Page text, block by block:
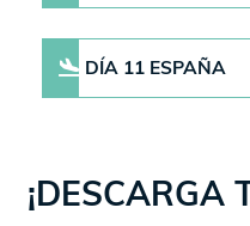
DÍA 11 ESPAÑA
¡DESCARGA